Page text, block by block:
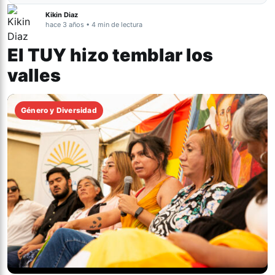
Kikin Diaz
hace 3 años • 4 min de lectura
El TUY hizo temblar los
valles
Género y Diversidad